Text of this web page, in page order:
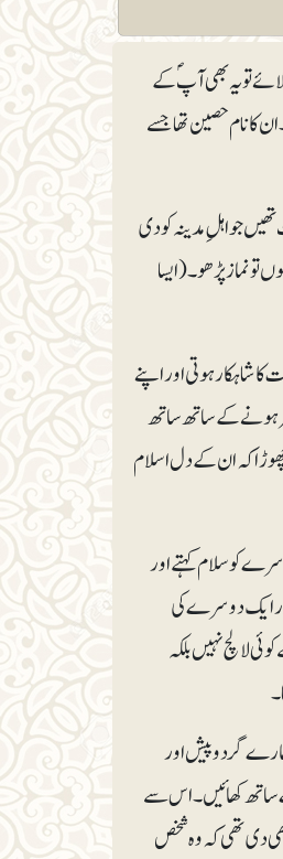
تو یہ بھی آپؐ کے
کا نام حصین تھا جسے
جو اہلِ مدینہ کو دی
تو نماز پڑھو۔ (ایسا
کا شاہکار ہوتی اور اپنے
ہونے کے ساتھ ساتھ
چھوڑا کہ ان کے دل اسلام
کو سلام کہتے اور
اور ایک دوسرے کی
لالچ نہیں بلکہ
گردوپیش اور
ساتھ کھائیں۔ اس سے
دی تھی کہ وہ شخص